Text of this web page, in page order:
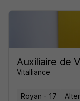
Auxiliaire de
Vitalliance
Royan - 17